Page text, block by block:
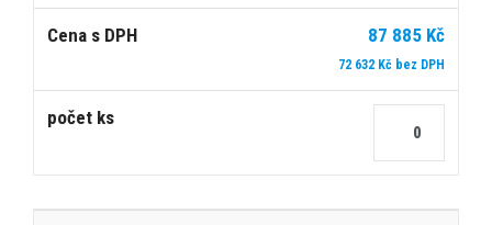
87 885 Kč
72 632 Kč bez DPH